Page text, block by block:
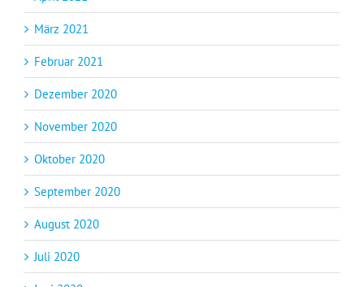
März 2021
Februar 2021
Dezember 2020
November 2020
Oktober 2020
September 2020
August 2020
Juli 2020